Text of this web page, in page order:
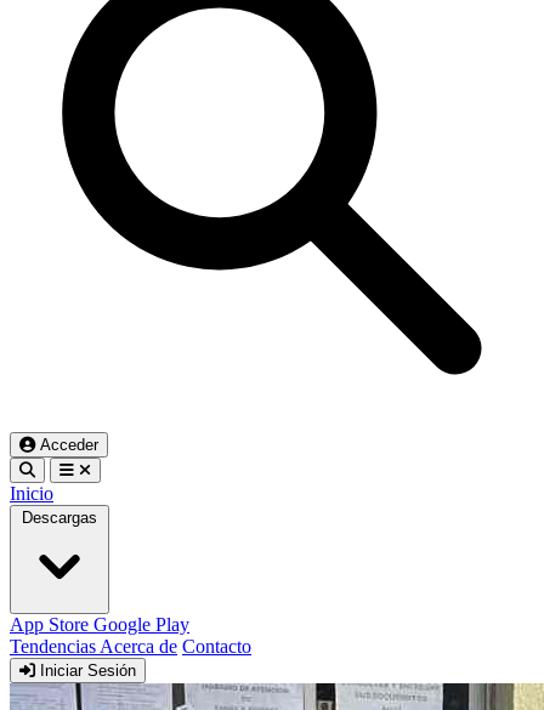
Acceder
Inicio
Descargas
App Store Google Play
Tendencias Acerca de Contacto
Iniciar Sesión